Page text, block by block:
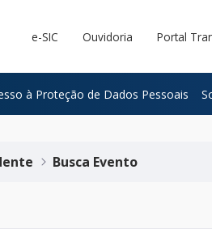
e-SIC Ouvidoria Portal
à Proteção de Dados Pessoais
Busca Evento